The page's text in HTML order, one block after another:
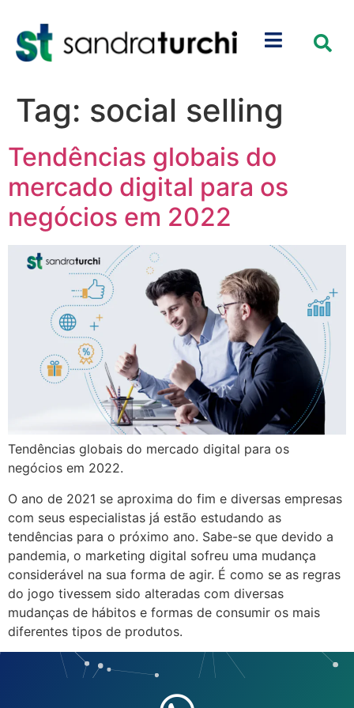
Tag: social selling
Tendências globais do
mercado digital para os
negócios em 2022
Tendências globais do mercado digital para os
negócios em 2022.
O ano de 2021 se aproxima do fim e diversas empresas
com seus especialistas já estão estudando as
tendências para o próximo ano. Sabe-se que devido a
pandemia, o marketing digital sofreu uma mudança
considerável na sua forma de agir. É como se as regras
do jogo tivessem sido alteradas com diversas
mudanças de hábitos e formas de consumir os mais
diferentes tipos de produtos.